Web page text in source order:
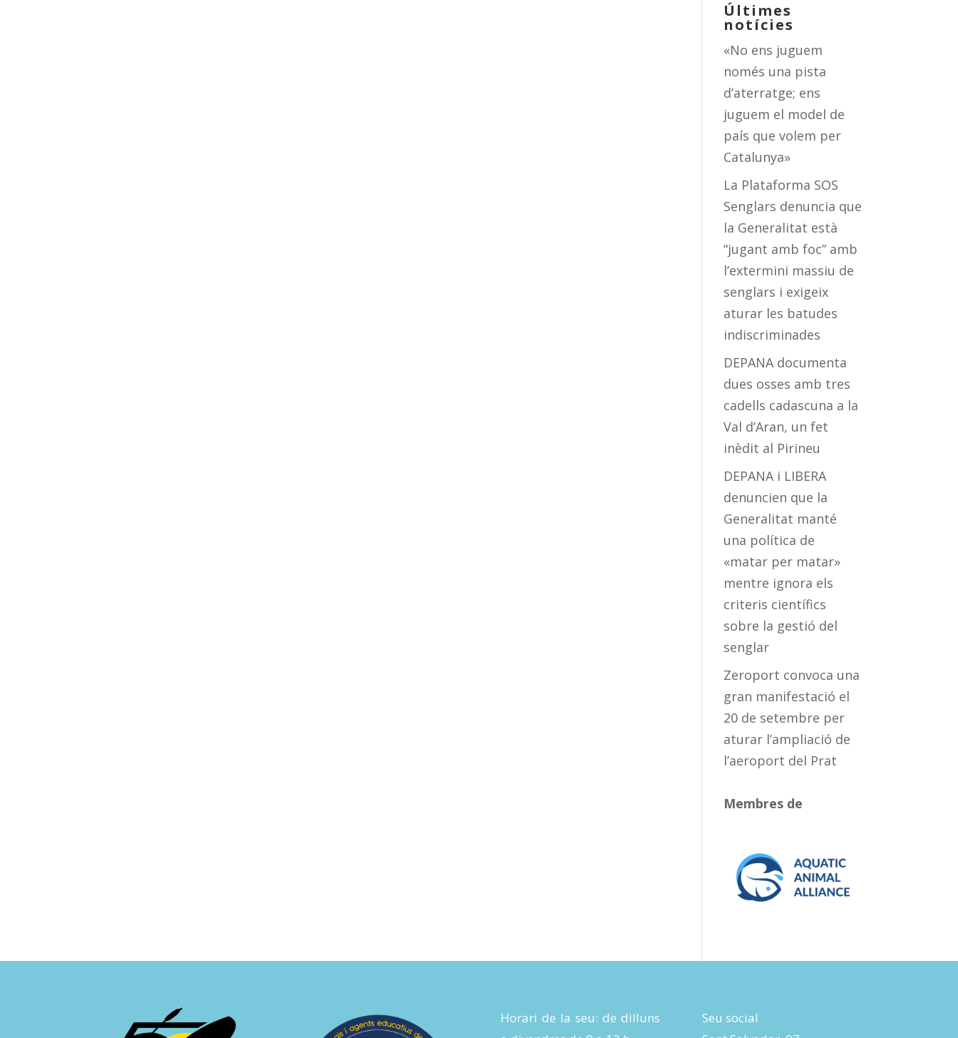
Últimes
notícies
«No ens juguem
només una pista
d’aterratge; ens
juguem el model de
país que volem per
Catalunya»
La Plataforma SOS
Senglars denuncia que
la Generalitat està
“jugant amb foc” amb
l’extermini massiu de
senglars i exigeix
aturar les batudes
indiscriminades
DEPANA documenta
dues osses amb tres
cadells cadascuna a la
Val d’Aran, un fet
inèdit al Pirineu
DEPANA i LIBERA
denuncien que la
Generalitat manté
una política de
«matar per matar»
mentre ignora els
criteris científics
sobre la gestió del
senglar
Zeroport convoca una
gran manifestació el
20 de setembre per
aturar l’ampliació de
l’aeroport del Prat
Membres de
Horari de la seu: de dilluns
Seu social